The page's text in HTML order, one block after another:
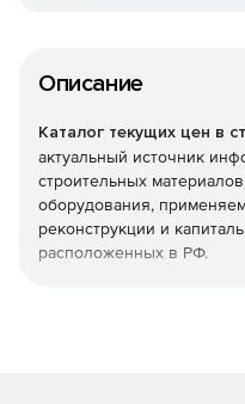
Описание
Каталог текущих цен в
актуальный источник
строительных
оборудования,
реконструкции и
расположенных в РФ.